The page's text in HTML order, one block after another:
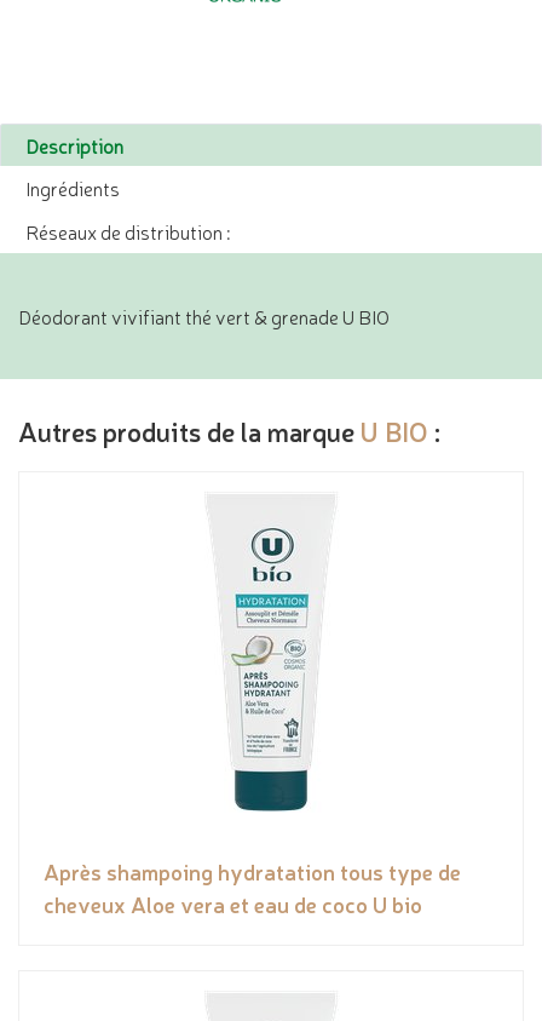
Description
Ingrédients
Réseaux de distribution :
Déodorant vivifiant thé vert & grenade U BIO
Autres produits de la marque U BIO :
Après shampoing hydratation tous type de
cheveux Aloe vera et eau de coco U bio